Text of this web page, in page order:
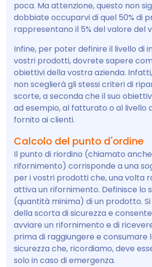
poca. Ma attenzione, questo non
dobbiate occuparvi di quel 50% di
rappresentano il 5% del valore del
Infine, per poter definire il livello di
vostri prodotti, dovrete sapere
obiettivi della vostra azienda.
non sceglierà gli stessi criteri di
scorte, a seconda che il suo
ad esempio, al fatturato o al livello
fornito ai clienti.
Calcolo del punto d'ordine
Il punto di riordino (chiamato
rifornimento) corrisponde a una
per i vostri prodotti che, una volta
attiva un rifornimento. Definisce lo
(quantità minima) di un prodotto.
della scorta di sicurezza e
avviare un rifornimento e di
prima di raggiungere e consumare
sicurezza che, ricordiamo, deve
solo in caso di emergenza.